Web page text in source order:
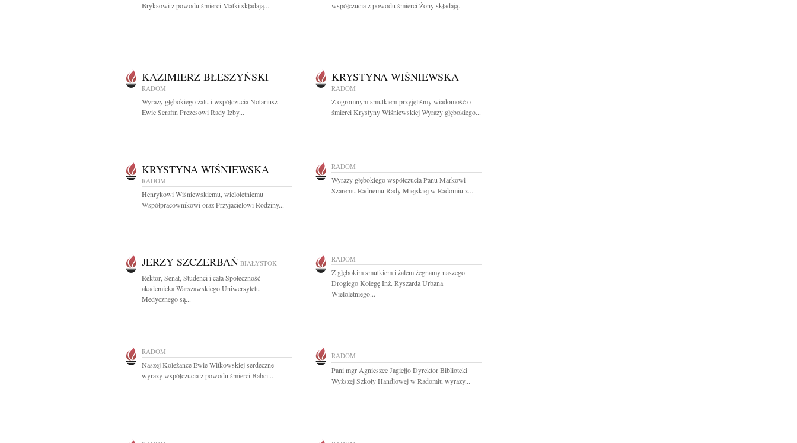
Bryksowi z powodu śmierci Matki składają...
współczucia z powodu śmierci Żony składają...
KAZIMIERZ BŁESZYŃSKI
RADOM
Wyrazy głębokiego żalu i współczucia Notariusz
Ewie Serafin Prezesowi Rady Izby...
KRYSTYNA WIŚNIEWSKA
RADOM
Z ogromnym smutkiem przyjęliśmy wiadomość o
śmierci Krystyny Wiśniewskiej Wyrazy głębokiego...
KRYSTYNA WIŚNIEWSKA
RADOM
Henrykowi Wiśniewskiemu, wieloletniemu
Współpracownikowi oraz Przyjacielowi Rodziny...
RADOM
Wyrazy głębokiego współczucia Panu Markowi
Szaremu Radnemu Rady Miejskiej w Radomiu z...
JERZY SZCZERBAŃ BIAŁYSTOK
Rektor, Senat, Studenci i cała Społeczność
akademicka Warszawskiego Uniwersytetu
Medycznego są...
RADOM
Z głębokim smutkiem i żalem żegnamy naszego
Drogiego Kolegę Inż. Ryszarda Urbana
Wieloletniego...
RADOM
Naszej Koleżance Ewie Witkowskiej serdeczne
wyrazy współczucia z powodu śmierci Babci...
RADOM
Pani mgr Agnieszce Jagiełło Dyrektor Biblioteki
Wyższej Szkoły Handlowej w Radomiu wyrazy...